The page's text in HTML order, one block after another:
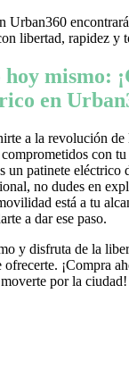
Urban360
libertad, rapidez y
mismo:
en
a la revolución
con
un patinete eléctrico
no dudes en
está a tu
a dar ese paso.
y disfruta de la
ofrecerte. ¡Compra
por la ciudad!